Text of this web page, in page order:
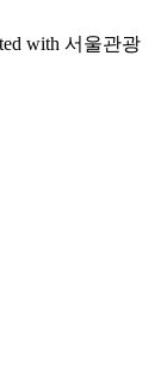
with 서울관광